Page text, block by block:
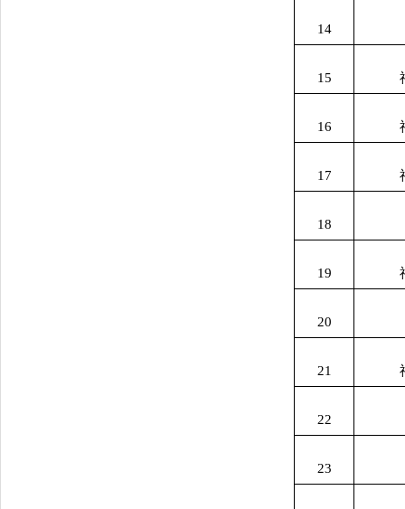
14
15
16
17
18
19
20
21
22
23